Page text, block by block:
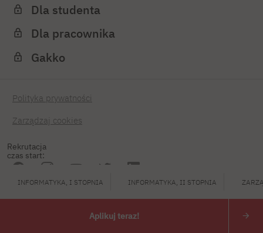
Rekrutacja
czas start:
INFORMATYKA, I STOPNIA INFORMATYKA, II STOPNIA
Aplikuj teraz!
Dla studenta
Dla pracownika
Gakko
Polityka prywatności
Zarządzaj cookies